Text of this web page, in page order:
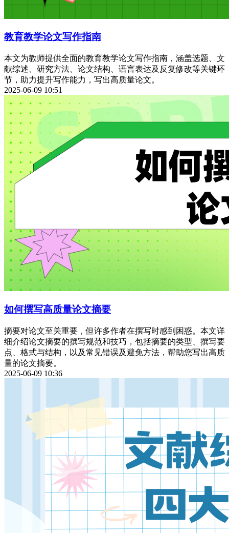
教育教学论文写作指南
本文为教师提供全面的教育教学论文写作指南，涵盖选题、文
献综述、研究方法、论文结构、语言表达及反复修改等关键环
节，助力提升写作能力，写出高质量论文。
2025-06-09 10:51
如何撰写高质量论文摘要
摘要对论文至关重要，但许多作者在撰写时感到困惑。本文详
细介绍论文摘要的撰写规范和技巧，包括摘要的类型、撰写要
点、格式与结构，以及常见错误及避免方法，帮助您写出高质
量的论文摘要。
2025-06-09 10:36